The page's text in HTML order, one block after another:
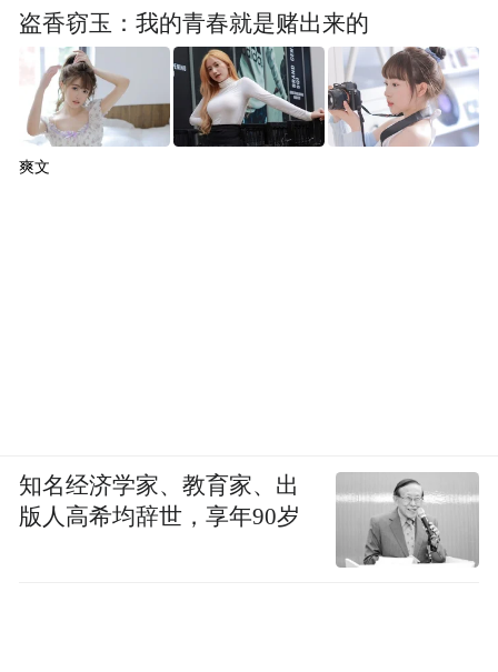
盗香窃玉：我的青春就是赌出来的
爽文
知名经济学家、教育家、出
版人高希均辞世，享年90岁